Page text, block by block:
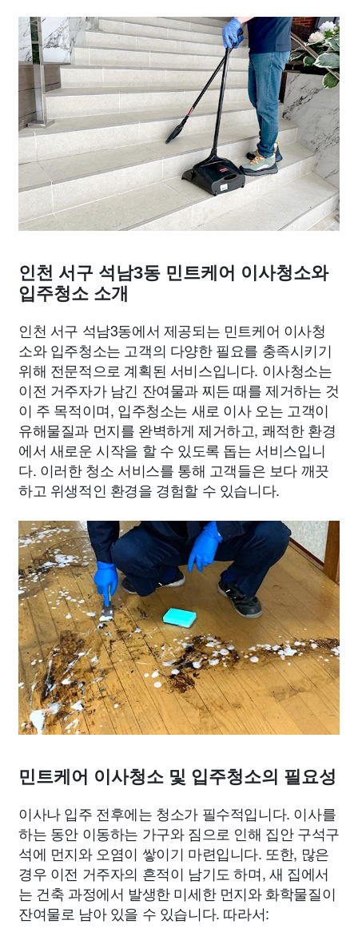
인천 서구 석남3동 민트케어 이사청소와
입주청소 소개
인천 서구 석남3동에서 제공되는 민트케어 이사청
소와 입주청소는 고객의 다양한 필요를 충족시키기
위해 전문적으로 계획된 서비스입니다. 이사청소는
이전 거주자가 남긴 잔여물과 찌든 때를 제거하는 것
이 주 목적이며, 입주청소는 새로 이사 오는 고객이
유해물질과 먼지를 완벽하게 제거하고, 쾌적한 환경
에서 새로운 시작을 할 수 있도록 돕는 서비스입니
다. 이러한 청소 서비스를 통해 고객들은 보다 깨끗
하고 위생적인 환경을 경험할 수 있습니다.
민트케어 이사청소 및 입주청소의 필요성
이사나 입주 전후에는 청소가 필수적입니다. 이사를
하는 동안 이동하는 가구와 짐으로 인해 집안 구석구
석에 먼지와 오염이 쌓이기 마련입니다. 또한, 많은
경우 이전 거주자의 흔적이 남기도 하며, 새 집에서
는 건축 과정에서 발생한 미세한 먼지와 화학물질이
잔여물로 남아 있을 수 있습니다. 따라서: